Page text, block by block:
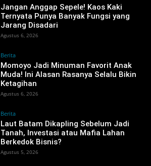
Jangan Anggap Sepele! Kaos Kaki
Ternyata Punya Banyak Fungsi yang
Jarang Disadari
Agustus 6, 2026
Berita
Momoyo Jadi Minuman Favorit Anak
Muda! Ini Alasan Rasanya Selalu Bikin
Ketagihan
Agustus 6, 2026
Berita
‎Laut Batam Dikapling Sebelum Jadi
Tanah, Investasi atau Mafia Lahan
Berkedok Bisnis?
Agustus 5, 2026